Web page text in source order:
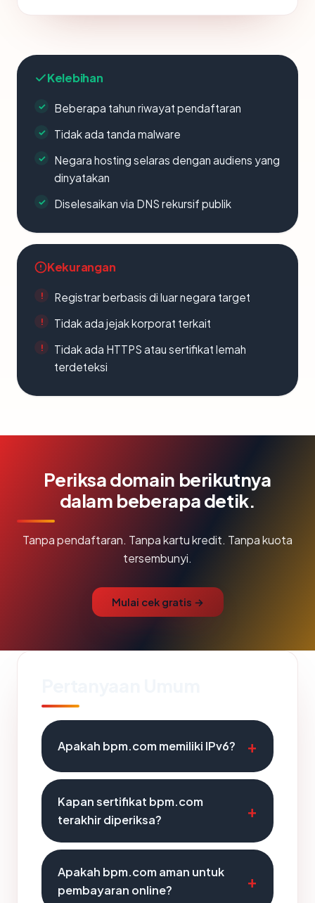
Kelebihan
Beberapa tahun riwayat pendaftaran
Tidak ada tanda malware
Negara hosting selaras dengan audiens yang
dinyatakan
Diselesaikan via DNS rekursif publik
Kekurangan
Registrar berbasis di luar negara target
Tidak ada jejak korporat terkait
Tidak ada HTTPS atau sertifikat lemah
terdeteksi
Periksa domain berikutnya
dalam beberapa detik.
Tanpa pendaftaran. Tanpa kartu kredit. Tanpa kuota
tersembunyi.
Mulai cek gratis →
Apakah bpm.com memiliki IPv6?
Kapan sertifikat bpm.com
terakhir diperiksa?
Apakah bpm.com aman untuk
pembayaran online?